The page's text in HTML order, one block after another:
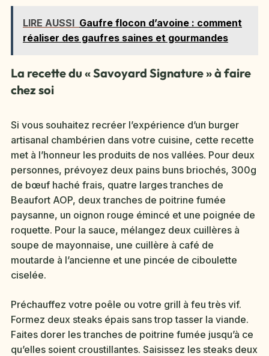
LIRE AUSSI Gaufre flocon d’avoine : comment
réaliser des gaufres saines et gourmandes
La recette du « Savoyard Signature » à faire
chez soi
Si vous souhaitez recréer l’expérience d’un burger
artisanal chambérien dans votre cuisine, cette recette
met à l’honneur les produits de nos vallées. Pour deux
personnes, prévoyez deux pains buns briochés, 300g
de bœuf haché frais, quatre larges tranches de
Beaufort AOP, deux tranches de poitrine fumée
paysanne, un oignon rouge émincé et une poignée de
roquette. Pour la sauce, mélangez deux cuillères à
soupe de mayonnaise, une cuillère à café de
moutarde à l’ancienne et une pincée de ciboulette
ciselée.
Préchauffez votre poêle ou votre grill à feu très vif.
Formez deux steaks épais sans trop tasser la viande.
Faites dorer les tranches de poitrine fumée jusqu’à ce
qu’elles soient croustillantes. Saisissez les steaks deux